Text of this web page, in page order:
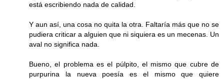
está escribiendo nada de calidad.
Y aun así, una cosa no quita la otra. Faltaría más que no se
pudiera criticar a alguien que ni siquiera es un mecenas. Un
aval no significa nada.
Bueno, el problema es el púlpito, el mismo que cubre de
purpurina la nueva poesía es el mismo que quiere